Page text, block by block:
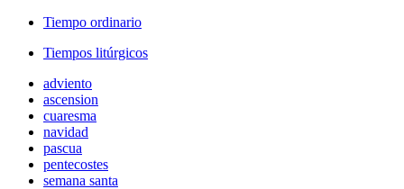
Tiempo ordinario
Tiempos litúrgicos
adviento
ascension
cuaresma
navidad
pascua
pentecostes
semana santa